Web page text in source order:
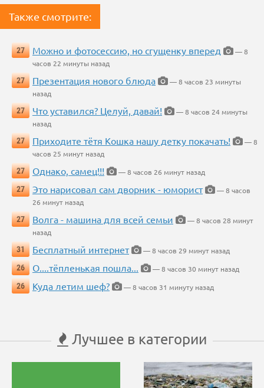
Также смотрите:
27 Можно и фотосессию, но сгущенку вперед
— 8
часов 22 минуты назад
27
Презентация нового блюда
— 8 часов 23 минуты
назад
27
Что уставился? Целуй, давай!
— 8 часов 24 минуты
назад
27
Приходите тётя Кошка нашу детку покачать!
— 8
часов 25 минут назад
27
Однако, самец!!!
— 8 часов 26 минут назад
27
Это нарисовал сам дворник - юморист
— 8 часов
26 минут назад
27
Волга - машина для всей семьи
— 8 часов 28 минут
назад
31
Бесплатный интернет
— 8 часов 29 минут назад
26
О....тёпленькая пошла...
— 8 часов 30 минут назад
26
Куда летим шеф? — 8 часов 31 минуту назад
Лучшее в категории